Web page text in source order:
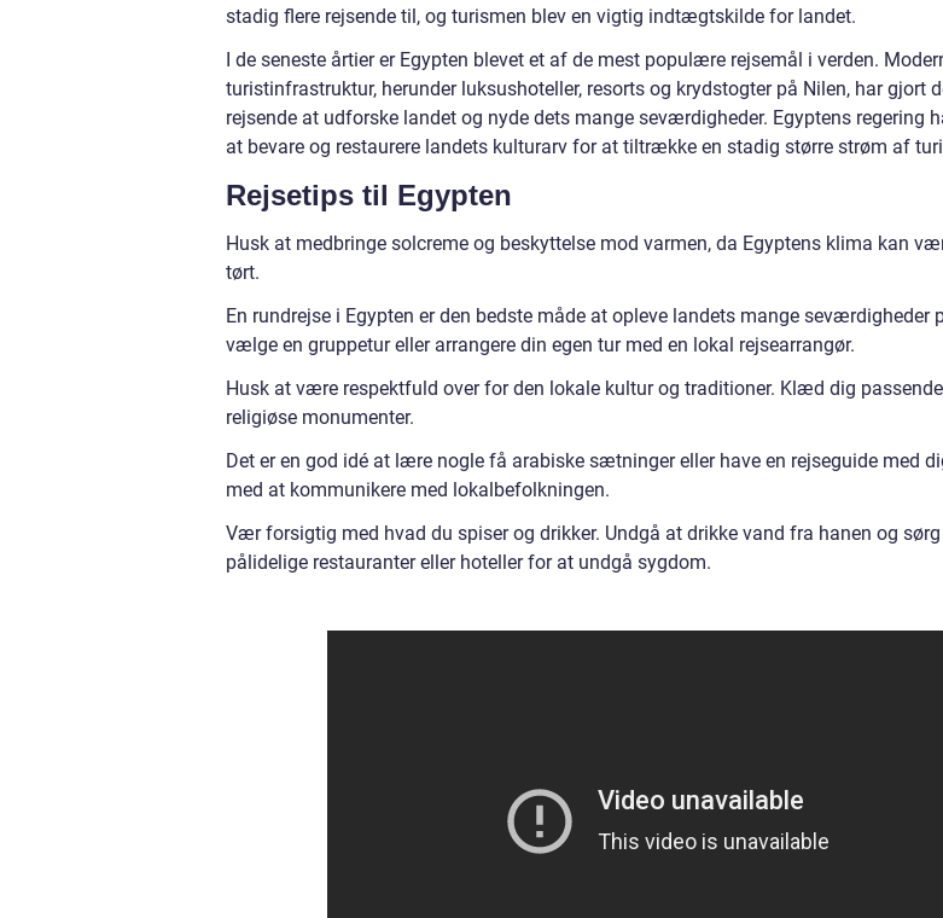
stadig flere rejsende til, og turismen blev en vigtig indtægtskilde for landet.
I de seneste årtier er Egypten blevet et af de mest populære rejsemål i verden.
turistinfrastruktur, herunder luksushoteller, resorts og krydstogter på Nilen, har gjort
rejsende at udforske landet og nyde dets mange seværdigheder. Egyptens regering
at bevare og restaurere landets kulturarv for at tiltrække en stadig større strøm af
Rejsetips til Egypten
Husk at medbringe solcreme og beskyttelse mod varmen, da Egyptens klima kan
tørt.
En rundrejse i Egypten er den bedste måde at opleve landets mange seværdigheder
vælge en gruppetur eller arrangere din egen tur med en lokal rejsearrangør.
Husk at være respektfuld over for den lokale kultur og traditioner. Klæd dig
religiøse monumenter.
Det er en god idé at lære nogle få arabiske sætninger eller have en rejseguide med
med at kommunikere med lokalbefolkningen.
Vær forsigtig med hvad du spiser og drikker. Undgå at drikke vand fra hanen og
pålidelige restauranter eller hoteller for at undgå sygdom.